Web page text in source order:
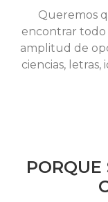
Queremos
encontrar todo
amplitud de
ciencias, letras,
PORQUE